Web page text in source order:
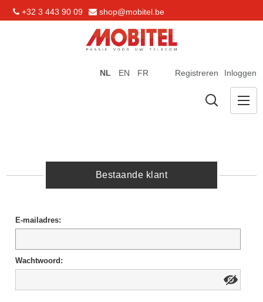
+32 3 443 90 09 shop@mobitel.be
Registreren Inloggen
NL EN FR
Bestaande klant
E-mailadres:
Wachtwoord: